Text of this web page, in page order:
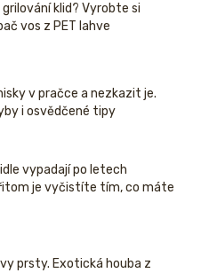
klid? Vyrobte si
vos z PET lahve
v pračce a nezkazit je.
i osvědčené tipy
vypadají po letech
je vyčistíte tím, co máte
prsty. Exotická houba z